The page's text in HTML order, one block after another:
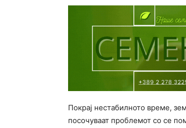
Покрај нестабилното време,
посочуваат проблемот со се